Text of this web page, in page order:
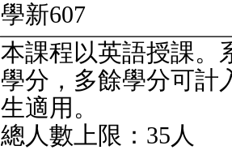
學新607
本課程以英語授課。
學分，多餘學分可計
生適用。
總人數上限：35人